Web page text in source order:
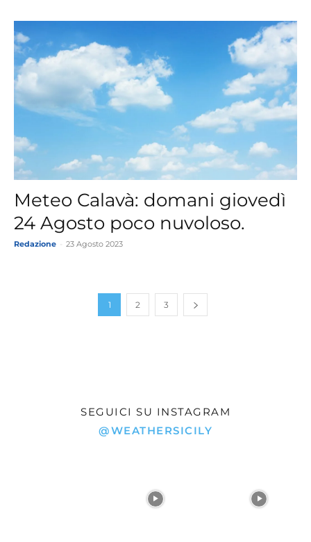
Meteo Calavà: domani giovedì
24 Agosto poco nuvoloso.
Redazione 23 Agosto 2023
1 2 3
SEGUICI SU INSTAGRAM
@WEATHERSICILY